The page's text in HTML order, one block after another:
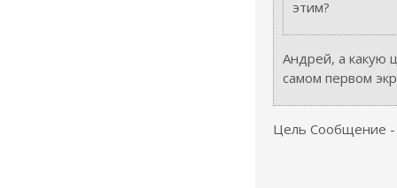
этим?
Андрей, а какую
самом первом
Цель Сообщение -